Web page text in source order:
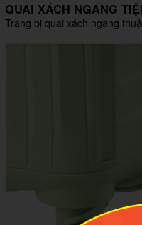
QUAI XÁCH NGANG
Trang bị quai xách ngang